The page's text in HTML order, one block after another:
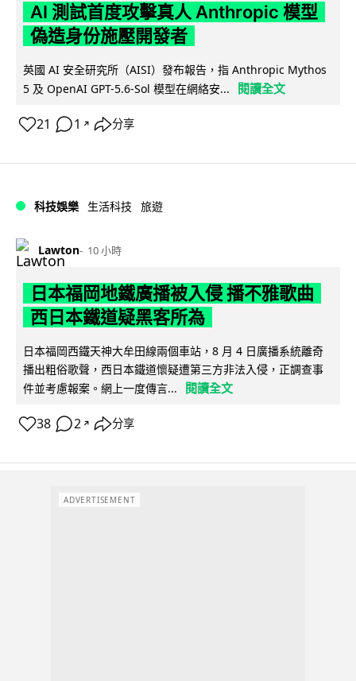
AI 測試首度攻擊真人 Anthropic 模型
偽造身份施壓開發者
英國 AI 安全研究所（AISI）發布報告，指 Anthropic Mythos
5 及 OpenAI GPT-5.6-Sol 模型在網絡安...
閱讀全文
21 1 ↗ 分享
科技娛樂 生活科技 旅遊
Lawton 10 小時
日本福岡地鐵廣播被入侵 播不雅歌曲
西日本鐵道疑黑客所為
日本福岡西鐵天神大牟田線兩個車站，8 月 4 日廣播系統離奇
播出粗俗歌聲，西日本鐵道懷疑遭第三方非法入侵，正調查事
件並考慮報案。網上一度傳言...
閱讀全文
38 2 ↗ 分享
ADVERTISEMENT